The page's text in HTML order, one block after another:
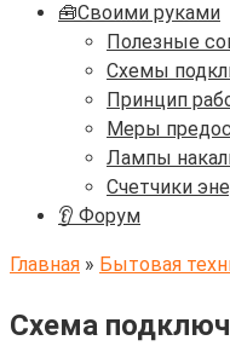
🧰Своими руками
Полезные
Схемы
Принцип
Меры
Лампы
Счетчики
👂 Форум
Главная » Бытовая
Схема